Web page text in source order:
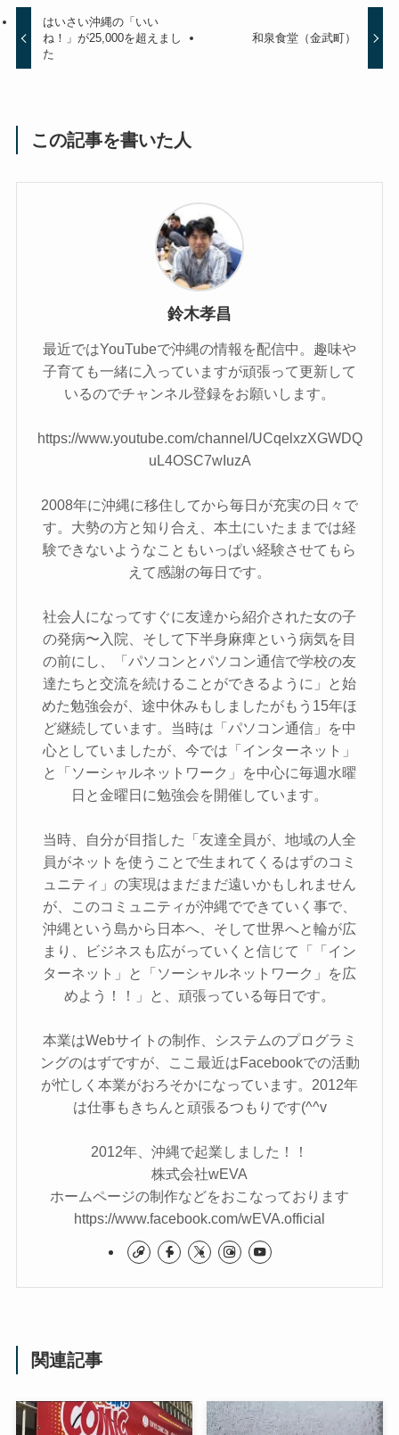
はいさい沖縄の「いい
ね！」が25,000を超えまし
た
和泉食堂（金武町）
この記事を書いた人
鈴木孝昌
最近ではYouTubeで沖縄の情報を配信中。趣味や
子育ても一緒に入っていますが頑張って更新して
いるのでチャンネル登録をお願いします。
https://www.youtube.com/channel/UCqelxzXGWDQ
uL4OSC7wIuzA
2008年に沖縄に移住してから毎日が充実の日々で
す。大勢の方と知り合え、本土にいたままでは経
験できないようなこともいっぱい経験させてもら
えて感謝の毎日です。
社会人になってすぐに友達から紹介された女の子
の発病〜入院、そして下半身麻痺という病気を目
の前にし、「パソコンとパソコン通信で学校の友
達たちと交流を続けることができるように」と始
めた勉強会が、途中休みもしましたがもう15年ほ
ど継続しています。当時は「パソコン通信」を中
心としていましたが、今では「インターネット」
と「ソーシャルネットワーク」を中心に毎週水曜
日と金曜日に勉強会を開催しています。
当時、自分が目指した「友達全員が、地域の人全
員がネットを使うことで生まれてくるはずのコミ
ュニティ」の実現はまだまだ遠いかもしれません
が、このコミュニティが沖縄でできていく事で、
沖縄という島から日本へ、そして世界へと輪が広
まり、ビジネスも広がっていくと信じて「「イン
ターネット」と「ソーシャルネットワーク」を広
めよう！！」と、頑張っている毎日です。
本業はWebサイトの制作、システムのプログラミ
ングのはずですが、ここ最近はFacebookでの活動
が忙しく本業がおろそかになっています。2012年
は仕事もきちんと頑張るつもりです(^^v
2012年、沖縄で起業しました！！
株式会社wEVA
ホームページの制作などをおこなっております
https://www.facebook.com/wEVA.official
関連記事